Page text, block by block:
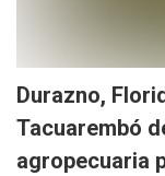
Durazno,
Tacuarembó
agropecuaria